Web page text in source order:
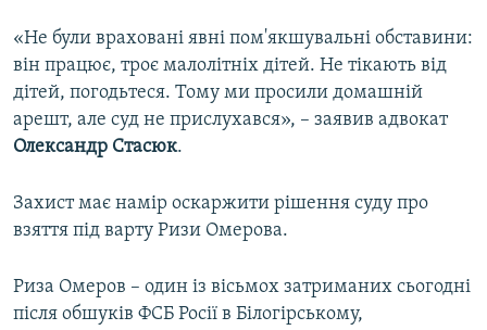
«Не були враховані явні пом'якшувальні обставини:
він працює, троє малолітніх дітей. Не тікають від
дітей, погодьтеся. Тому ми просили домашній
арешт, але суд не прислухався», – заявив адвокат
Олександр Стасюк.
Захист має намір оскаржити рішення суду про
взяття під варту Ризи Омерова.
Риза Омеров – один із вісьмох затриманих сьогодні
після обшуків ФСБ Росії в Білогірському,